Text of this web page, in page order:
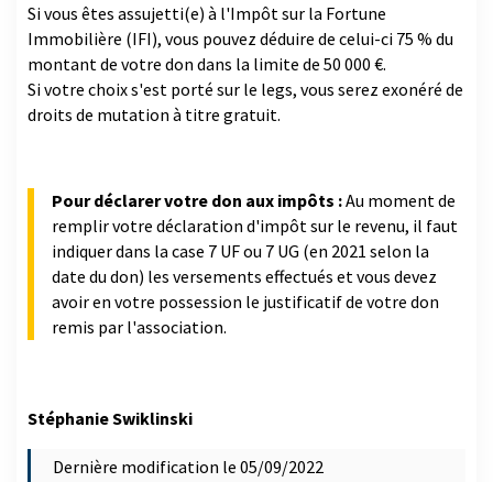
Si vous êtes assujetti(e) à l'Impôt sur la Fortune
Immobilière (IFI), vous pouvez déduire de celui-ci 75 % du
montant de votre don dans la limite de 50 000 €.
Si votre choix s'est porté sur le legs, vous serez exonéré de
droits de mutation à titre gratuit.
Pour déclarer votre don aux impôts :Au moment de
remplir votre déclaration d'impôt sur le revenu, il faut
indiquer dans la case 7 UF ou 7 UG (en 2021 selon la
date du don) les versements effectués et vous devez
avoir en votre possession le justificatif de votre don
remis par l'association.
Stéphanie Swiklinski
Dernière modification le 05/09/2022